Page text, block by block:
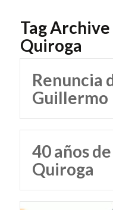
Tag
Quiroga
Renuncia
Guillermo
40 años
Quiroga